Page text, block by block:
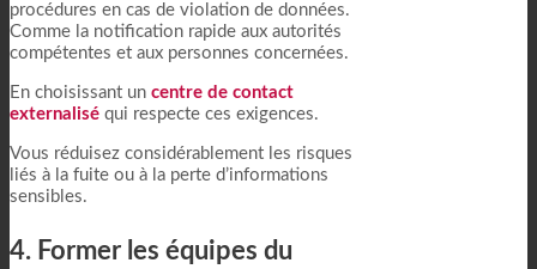
procédures en cas de violation de données.
Comme la notification rapide aux autorités
compétentes et aux personnes concernées.
En choisissant un centre de contact
externalisé qui respecte ces exigences.
Vous réduisez considérablement les risques
liés à la fuite ou à la perte d’informations
sensibles.
4. Former les équipes du